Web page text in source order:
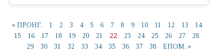
« ΠΡΟΗΓ. 1 2 3 4 5 6 7 8 9 10 11 12 13
14
15
16 17 18 19 20 21 22 23 24 25 26 27
28
29
30 31 32 33 34 35 36 37 38 ΕΠΟΜ. »